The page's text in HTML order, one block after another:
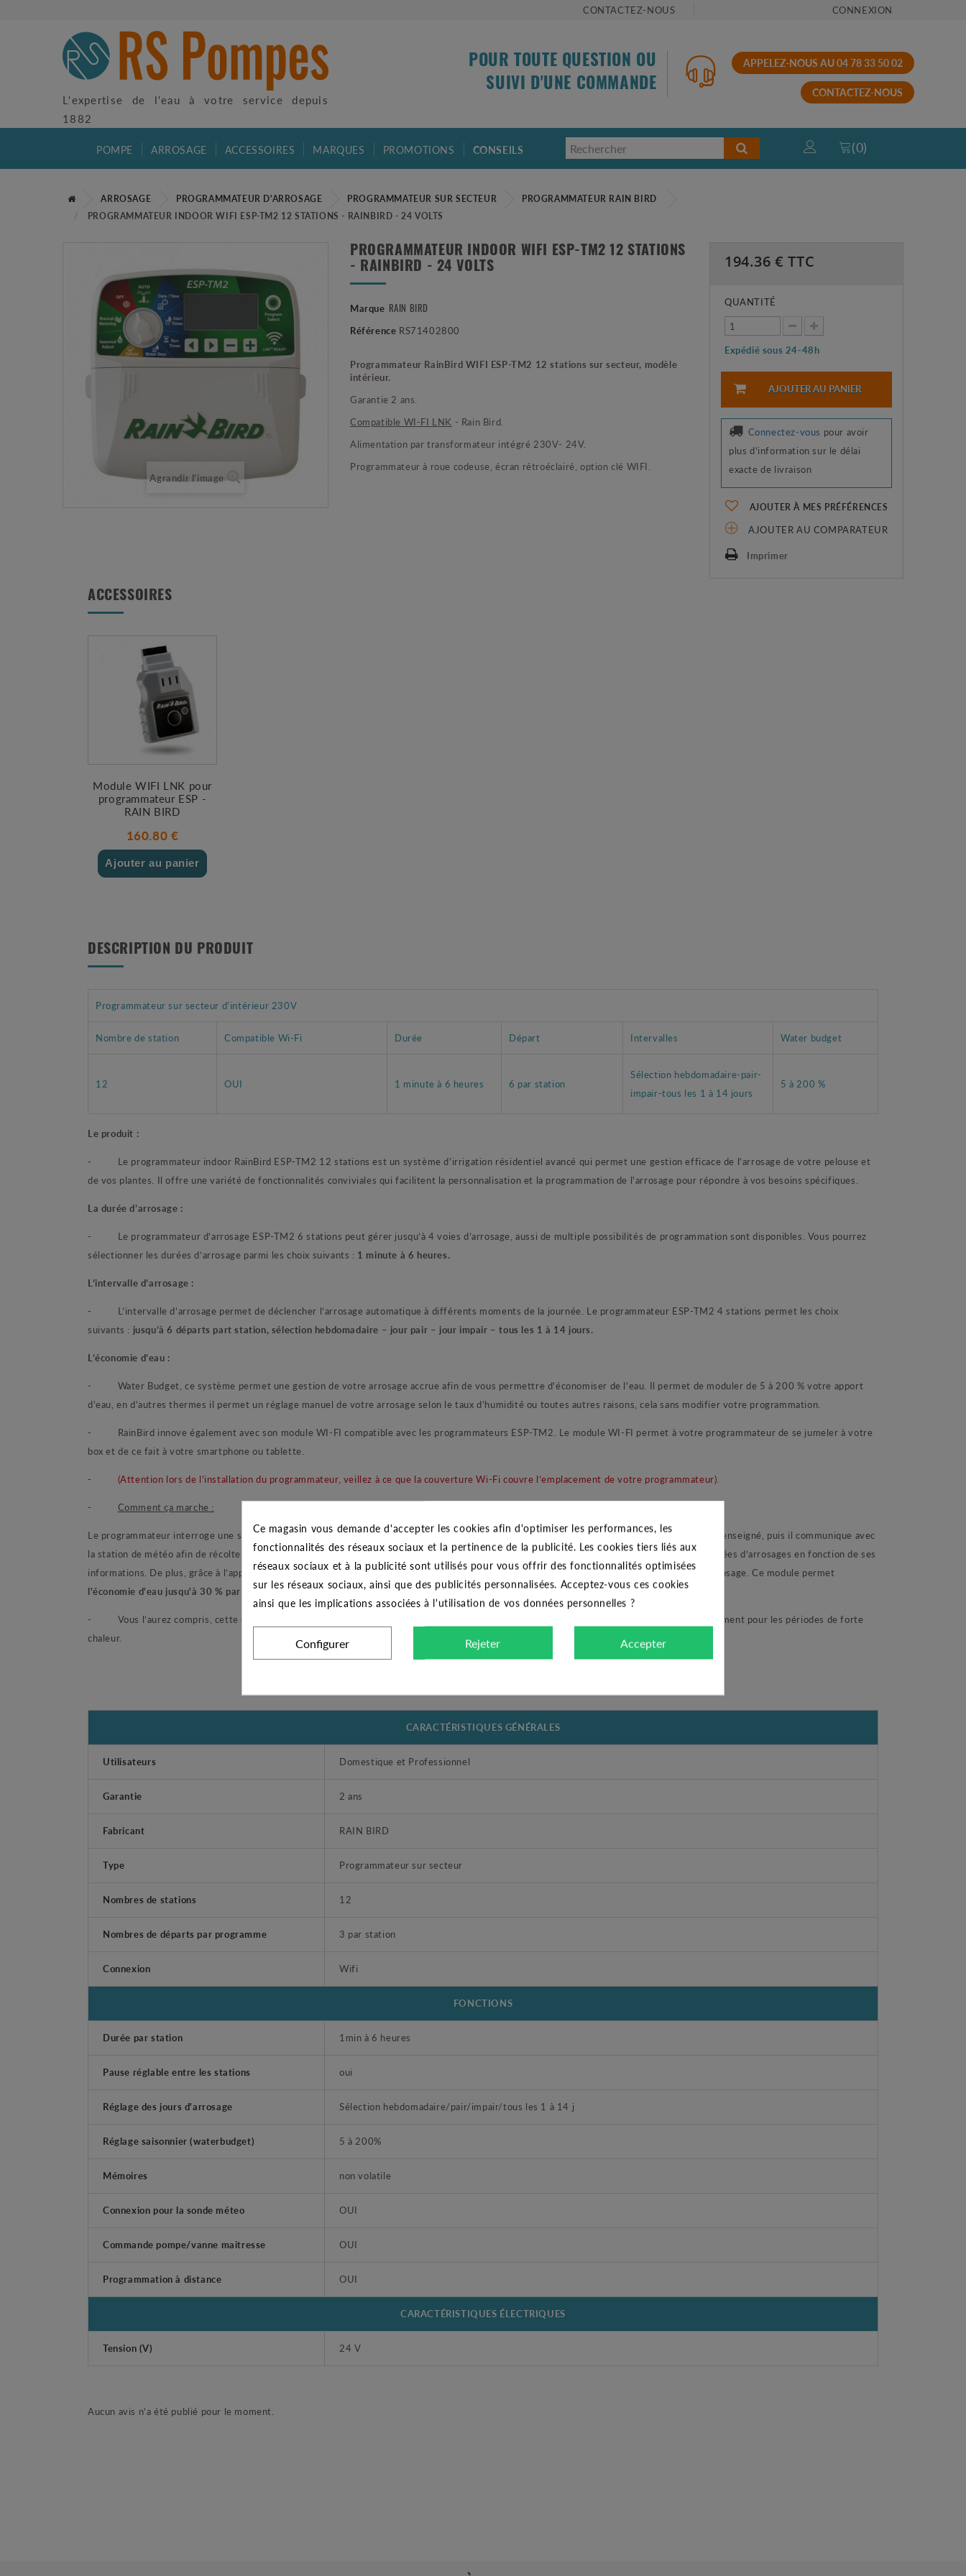
CONTACTEZ-NOUS CONNEXION
L'expertise de l'eau à votre service depuis
1882
POUR TOUTE QUESTION OU
SUIVI D'UNE COMMANDE
APPELEZ-NOUS AU 04 78 33 50 02
CONTACTEZ-NOUS
POMPE ARROSAGE ACCESSOIRES MARQUES PROMOTIONS CONSEILS (0)
ARROSAGE PROGRAMMATEUR D'ARROSAGE PROGRAMMATEUR SUR SECTEUR
PROGRAMMATEUR RAIN BIRD
PROGRAMMATEUR INDOOR WIFI ESP-TM2 12 STATIONS - RAINBIRD - 24 VOLTS
Agrandir l'image
PROGRAMMATEUR INDOOR WIFI ESP-TM2 12 STATIONS
- RAINBIRD - 24 VOLTS
Marque RAIN BIRD
Référence RS71402800
Programmateur RainBird WIFI ESP-TM2 12 stations sur secteur, modèle
intérieur.
Garantie 2 ans.
Compatible WI-FI LNK - Rain Bird.
Alimentation par transformateur intégré 230V- 24V.
Programmateur à roue codeuse, écran rétroéclairé, option clé WIFI.
194.36 € TTC
QUANTITÉ
Expédié sous 24-48h
AJOUTER AU PANIER
Connectez-vous pour avoir
plus d'information sur le délai
exacte de livraison
AJOUTER À MES PRÉFÉRENCES
AJOUTER AU COMPARATEUR
Imprimer
ACCESSOIRES
Module WIFI LNK pour
programmateur ESP -
RAIN BIRD
160.80 €
Ajouter au panier
DESCRIPTION DU PRODUIT
Programmateur sur secteur d'intérieur 230V
Nombre de station Compatible Wi-Fi Durée Départ Intervalles Water budget
12 OUI 1 minute à 6 heures 6 par station
Sélection hebdomadaire-pair-
impair-tous les 1 à 14 jours
5 à 200 %
Le produit :
-
Le programmateur indoor RainBird ESP-TM2 12 stations est un système d'irrigation résidentiel avancé qui permet une gestion efficace de l'arrosage de votre pelouse et
de vos plantes. Il offre une variété de fonctionnalités conviviales qui facilitent la personnalisation et la programmation de l'arrosage pour répondre à vos besoins spécifiques.
La durée d’arrosage :
-
Le programmateur d’arrosage ESP-TM2 6 stations peut gérer jusqu’à 4 voies d’arrosage, aussi de multiple possibilités de programmation sont disponibles. Vous pourrez
sélectionner les durées d’arrosage parmi les choix suivants : 1 minute à 6 heures.
L’intervalle d’arrosage :
-
L’intervalle d’arrosage permet de déclencher l’arrosage automatique à différents moments de la journée. Le programmateur ESP-TM2 4 stations permet les choix
suivants : jusqu’à 6 départs part station, sélection hebdomadaire – jour pair – jour impair – tous les 1 à 14 jours.
L’économie d’eau :
- Water Budget , ce système permet une gestion de votre arrosage accrue afin de vous permettre d'économiser de l'eau. Il permet de moduler de 5 à 200 % votre apport
d'eau, en d'autres thermes il permet un réglage manuel de votre arrosage selon le taux d'humidité ou toutes autres raisons, cela sans modifier votre programmation.
-
RainBird innove également avec son module WI-FI compatible avec les programmateurs ESP-TM2. Le module WI-FI permet à votre programmateur de se jumeler à votre
box et de ce fait à votre smartphone ou tablette.
- (Attention lors de l’installation du programmateur, veillez à ce que la couverture Wi-Fi couvre l’emplacement de votre programmateur)
- Comment ça marche :
Le programmateur interroge une station météo chaque jour par le biais de votre modem. Il se localise grâce au code postal que vous lui aurez renseigné, puis il communique avec
la station de météo afin de récolter des données météorologiques de la veille. Cette fonctionnalité permet au programmateur d’ajuster les durées d’arrosages en fonction de ses
informations. De plus, grâce à l’application Rain Bird, vous pouvez à votre guise, programmer ou modifier toutes les informations sur votre arrosage. Ce module permet
l'économie d'eau jusqu'à 30 % par an.
-
Vous l’aurez compris, cette option est particulièrement conseillée lors d’un arrosage automatique sur le réseau d’eau de ville mais également pour les périodes de forte
chaleur.
CARACTÉRISTIQUES GÉNÉRALES
Utilisateurs Domestique et Professionnel
Garantie 2 ans
Fabricant RAIN BIRD
Type Programmateur sur secteur
Nombres de stations 12
Nombres de départs par programme 3 par station
Connexion Wifi
FONCTIONS
Durée par station 1min à 6 heures
Pause réglable entre les stations oui
Réglage des jours d'arrosage Sélection hebdomadaire/pair/impair/tous les 1 à 14 j
Réglage saisonnier (waterbudget) 5 à 200%
Mémoires non volatile
Connexion pour la sonde méteo OUI
Commande pompe/vanne maitresse OUI
Programmation à distance OUI
CARACTÉRISTIQUES ÉLECTRIQUES
Tension (V) 24 V
Aucun avis n'a été publié pour le moment.
Ce magasin vous demande d'accepter les cookies afin d'optimiser les performances, les
fonctionnalités des réseaux sociaux et la pertinence de la publicité. Les cookies tiers liés aux
réseaux sociaux et à la publicité sont utilisés pour vous offrir des fonctionnalités optimisées
sur les réseaux sociaux, ainsi que des publicités personnalisées. Acceptez-vous ces cookies
ainsi que les implications associées à l'utilisation de vos données personnelles ?
Configurer Rejeter Accepter